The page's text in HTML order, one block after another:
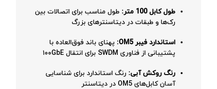
طول کابل 100 متر:
طول مناسب برای اتصالات بین
رک‌ها و طبقات در دیتاسنترهای بزرگ
استاندارد فیبر OM5:
پهنای باند فوق‌العاده با
پشتیبانی از فناوری SWDM برای انتقال ۱۰۰GbE
رنگ روکش آبی: رنگ استاندارد برای شناسایی
آسان کابل‌های OM5 در دیتاسنتر